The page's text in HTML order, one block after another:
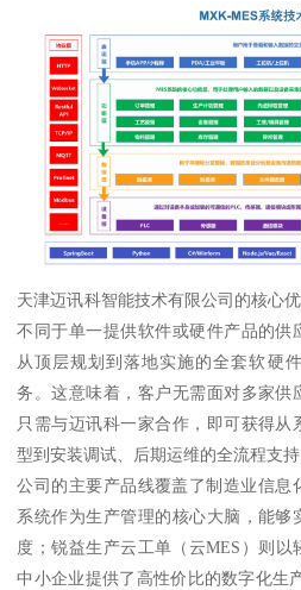
天津迈讯科智能技术有限公司的核心
不同于单一提供软件或硬件产品的供
从顶层规划到落地实施的全套软硬
务。这意味着，客户无需面对多家供
只需与迈讯科一家合作，即可获得
型到安装调试、后期运维的全流程支持
公司的主要产品线覆盖了制造业信息
系统作为生产管理的核心大脑，能够
度；锐益生产云工单（云MES）则
中小企业提供了高性价比的数字化生